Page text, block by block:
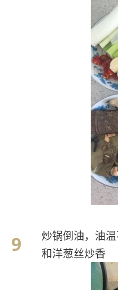
炒锅倒油，油
和洋葱丝炒香